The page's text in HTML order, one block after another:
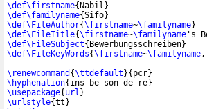
\def\firstname{ Nabil }
\def\familyname{Sifo}
\def\FileAuthor{\firstname~\familyname}
\def\FileTitle{\firstname~\familyname 's
\def\FileSubject{ Bewerbungsschreiben}
\def\FileKeyWords{\firstname~\familyname,
\renewcommand {\ttdefault }{ pcr}
\hyphenation{ ins-be-son-de-re}
\usepackage{ url }
\urlstyle{tt }